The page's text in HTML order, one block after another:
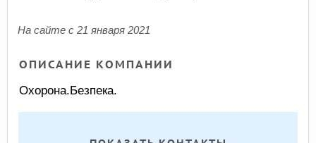
На сайте с 21 января 2021
ОПИСАНИЕ КОМПАНИИ
Охорона.Безпека.